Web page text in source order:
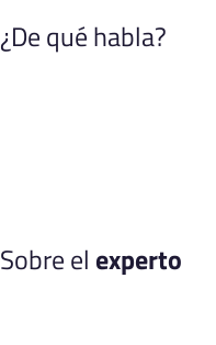
¿De qué habla?
Sobre el experto